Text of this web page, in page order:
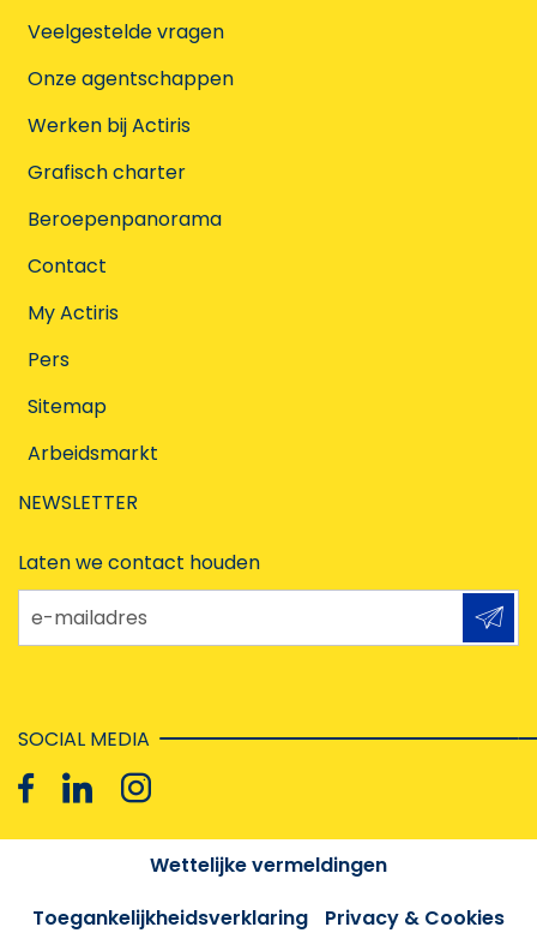
Veelgestelde vragen
Onze agentschappen
Werken bij Actiris
Grafisch charter
Beroepenpanorama
Contact
My Actiris
Pers
Sitemap
Arbeidsmarkt
NEWSLETTER
Laten we contact houden
e-mailadres
SOCIAL MEDIA
Wettelijke vermeldingen
Toegankelijkheidsverklaring
Privacy & Cookies